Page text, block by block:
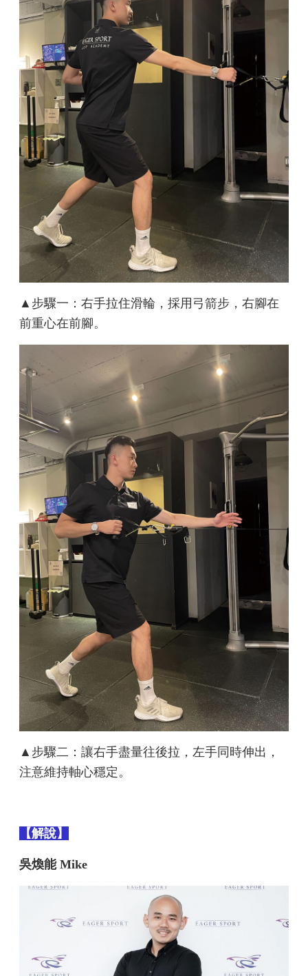
▲步驟一：右手拉住滑輪，採用弓箭步，右腳在
前重心在前腳。
▲步驟二：讓右手盡量往後拉，左手同時伸出，
注意維持軸心穩定。
【解說】
吳煥能 Mike